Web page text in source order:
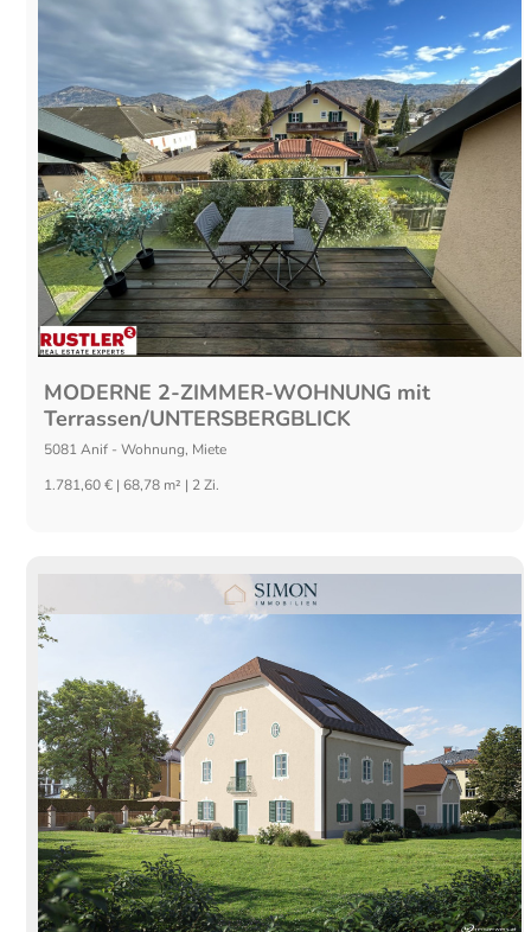
MODERNE 2-ZIMMER-WOHNUNG mit
Terrassen/UNTERSBERGBLICK
5081 Anif -Wohnung, Miete
1.781,60 € | 68,78 m² | 2 Zi.